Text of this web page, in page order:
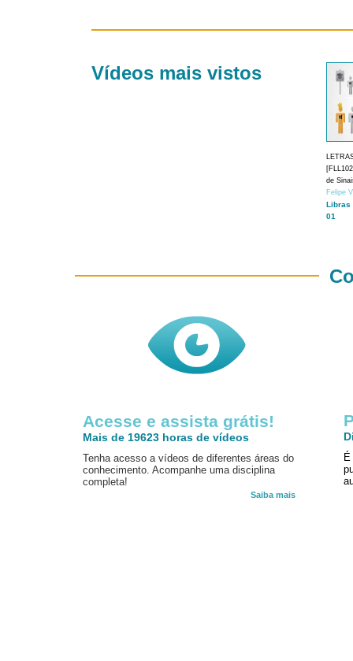
Vídeos mais vistos
de
Felipe
Libras
01
Acesse e assista grátis!
Mais de 19623 horas de vídeos
Tenha acesso a vídeos de diferentes áreas do
conhecimento. Acompanhe uma disciplina
completa!
Saiba mais